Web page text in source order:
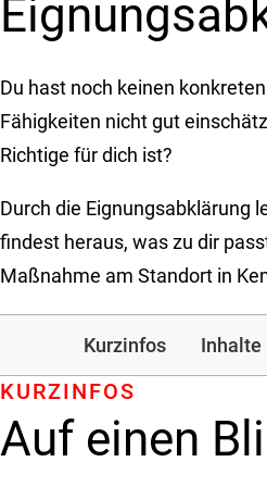
Du hast noch keinen
Fähigkeiten nicht gut
Richtige für dich ist?
Durch die Eignungsabklärung
findest heraus, was zu dir
Maßnahme am Standort in
Kurzinfos Inhalte
Auf einen
KURZINFOS